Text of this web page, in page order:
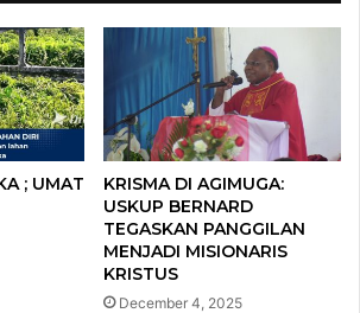
; UMAT
KRISMA DI AGIMUGA:
USKUP BERNARD
TEGASKAN PANGGILAN
MENJADI MISIONARIS
KRISTUS
December 4, 2025